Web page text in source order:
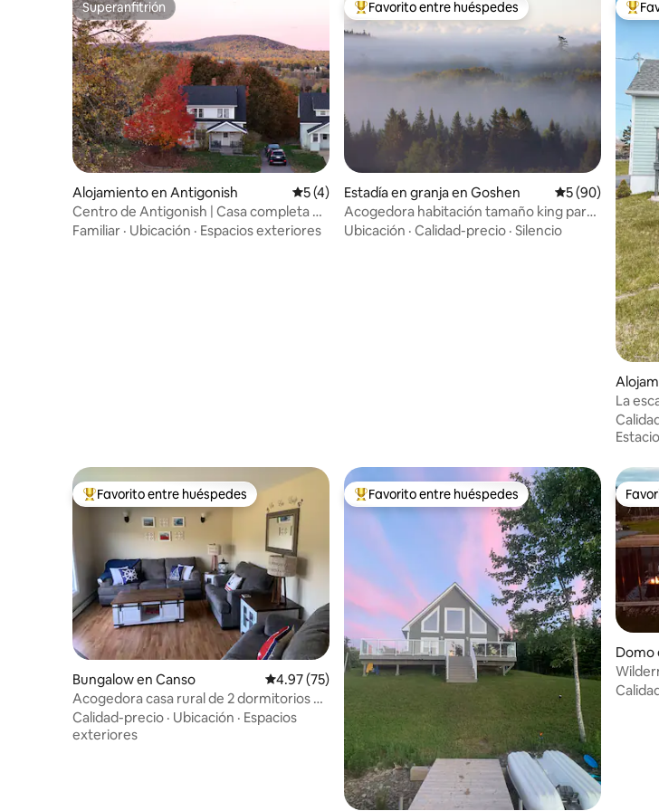
Superanfitrión
Superanfitrión
Alojamiento en Antigonish Calificación promedio: 5 de 5, 4 reseñas
5 (4)
Centro de Antigonish | Casa completa de
4 dormitorios + jardín
Familiar · Ubicación · Espacios exteriores
Favorito entre huéspedes preferido
Favorito entre huéspedes
Estadía en granja en Goshen Calificación
5 (90)
Acogedora habitación tamaño king para
dos personas con total privacidad.
Ubicación · Calidad-precio · Silencio
La
Favorito entre huéspedes preferido
Favorito entre huéspedes
Bungalow en Canso Calificación promedio: 4.97 de 5, 75 reseñas
4.97 (75)
Acogedora casa rural de 2 dormitorios en
la histórica Canso
Calidad-precio · Ubicación · Espacios
exteriores
Favorito entre huéspedes preferido
Favorito entre huéspedes
Domo